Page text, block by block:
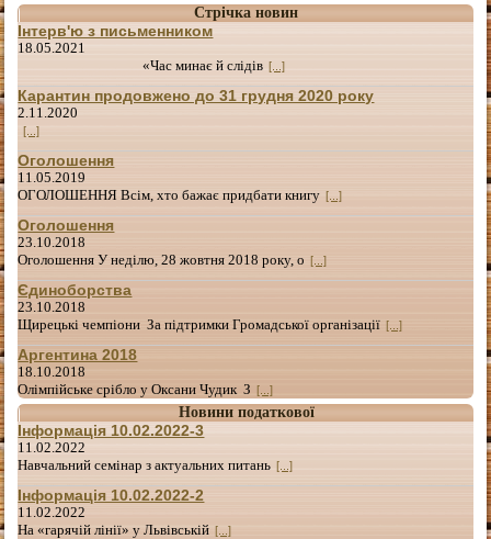
Стрічка новин
Інтерв'ю з письменником
18.05.2021
«Час минає й слідів [...]
Карантин продовжено до 31 грудня 2020 року
2.11.2020
[...]
Оголошення
11.05.2019
ОГОЛОШЕННЯ Всім, хто бажає придбати книгу [...]
Оголошення
23.10.2018
Оголошення У неділю, 28 жовтня 2018 року, о [...]
Єдиноборства
23.10.2018
Щирецькі чемпіони За підтримки Громадської організації [...]
Аргентина 2018
18.10.2018
Олімпійське срібло у Оксани Чудик З [...]
Новини податкової
Інформація 10.02.2022-3
11.02.2022
Навчальний семінар з актуальних питань [...]
Інформація 10.02.2022-2
11.02.2022
На «гарячій лінії» у Львівській [...]